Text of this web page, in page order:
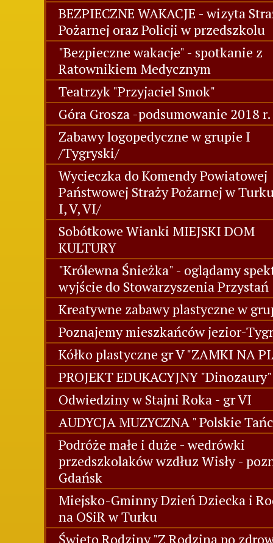
BEZPIECZNE WAKACJE - wizyta
Pożarnej oraz Policji w przedszkolu
"Bezpieczne wakacje" - spotkanie z
Ratownikiem Medycznym
Teatrzyk "Przyjaciel Smok"
Góra Grosza -podsumowanie 2018 r.
Zabawy logopedyczne w grupie I
/Tygryski/
Wycieczka do Komendy Powiatowej
Państwowej Straży Pożarnej w
I, V, VI/
Sobótkowe Wianki MIEJSKI DOM
KULTURY
"Królewna Śnieżka" - oglądamy
wyjście do Stowarzyszenia Przystań
Kreatywne zabawy plastyczne w
Poznajemy mieszkańców jezior-
Kółko plastyczne gr V "ZAMKI NA
PROJEKT EDUKACYJNY
Odwiedziny w Stajni Roka - gr VI
AUDYCJA MUZYCZNA " Polskie
Podróże małe i duże - wedrówki
przedszkolaków wzdłuz Wisły -
Gdańsk
Miejsko-Gminny Dzień Dziecka i
na OSiR w Turku
Święto Rodziny "Z Rodziną po